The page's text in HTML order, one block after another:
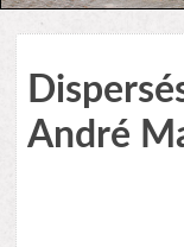
André